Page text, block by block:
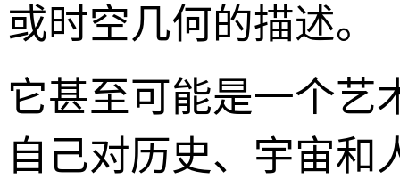
或时空几何的描述。
它甚至可能是一个艺
自己对历史、宇宙和